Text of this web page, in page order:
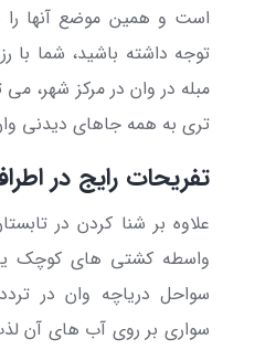
است و همین موضع آنها
توجه داشته باشید، شما با
مبله در وان در مرکز شهر،
تری به همه جاهای دیدنی
تفریحات رایج در
علاوه بر شنا کردن در
واسطه کشتی های کوچک
سواحل دریاچه وان در
سواری بر روی آب های آن